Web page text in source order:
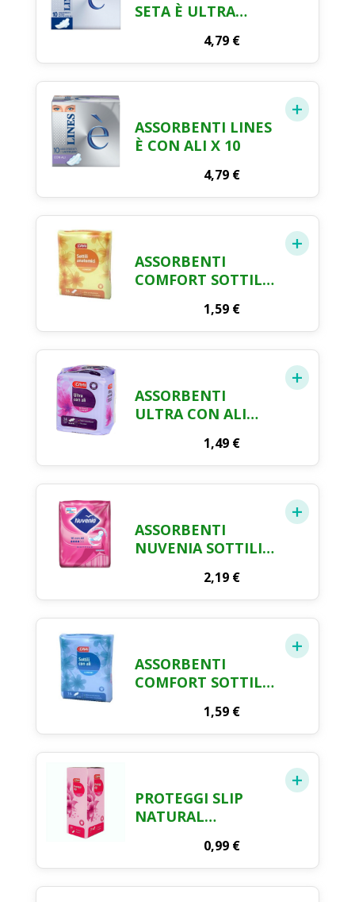
SETA È ULTRA
4,79 €
ASSORBENTI LINES
È CON ALI X 10
4,79 €
ASSORBENTI
COMFORT SOTTILI
1,59 €
ASSORBENTI
ULTRA CON ALI
1,49 €
ASSORBENTI
NUVENIA SOTTILI
2,19 €
ASSORBENTI
COMFORT SOTTILI
1,59 €
PROTEGGI SLIP
NATURAL
TRASPIRANTE
DISTESI CRAI X 20
0,99 €